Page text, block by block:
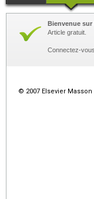
Bienvenue sur
Article gratuit.
Connectez-
© 2007 Elsevier